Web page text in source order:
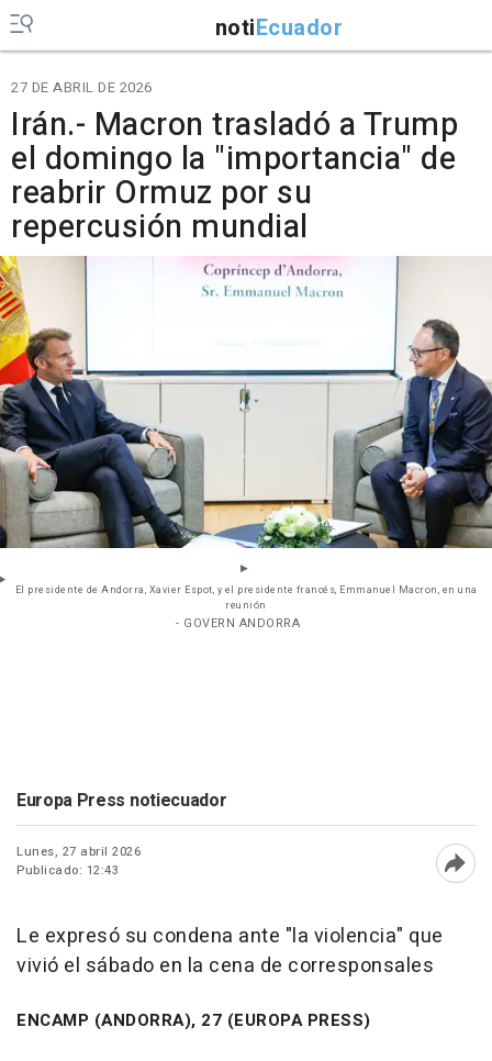
notiEcuador
27 DE ABRIL DE 2026
Irán.- Macron trasladó a Trump
el domingo la "importancia" de
reabrir Ormuz por su
repercusión mundial
El presidente de Andorra, Xavier Espot, y el presidente francés, Emmanuel Macron, en una
reunión
- GOVERN ANDORRA
Europa Press notiecuador
Lunes, 27 abril 2026
Publicado: 12:43
Le expresó su condena ante "la violencia" que
vivió el sábado en la cena de corresponsales
ENCAMP (ANDORRA), 27 (EUROPA PRESS)